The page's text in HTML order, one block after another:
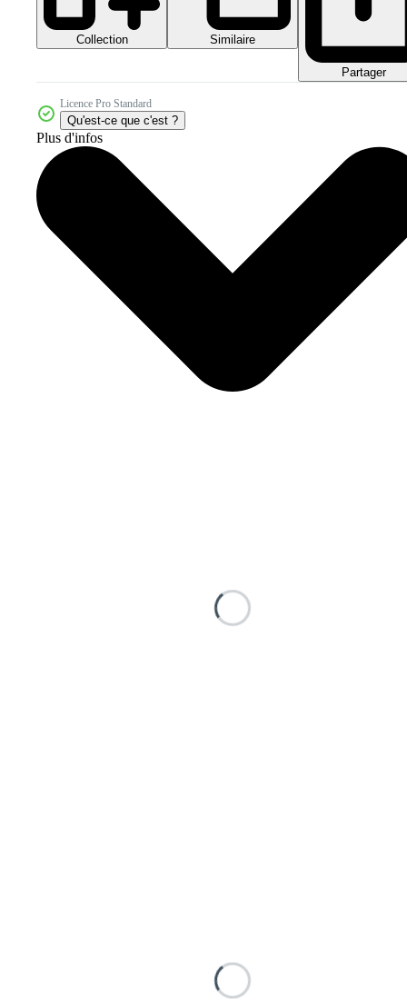
Collection Similaire
Partager
Licence Pro Standard
Qu'est-ce que c'est ?
Plus d'infos